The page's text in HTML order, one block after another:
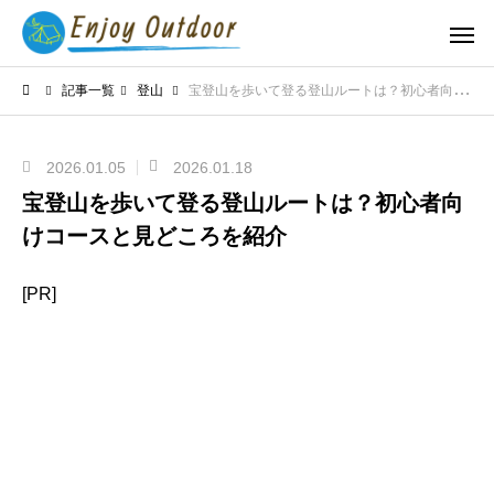
記事一覧 登山 宝登山を歩いて登る登山ルートは？初心者向けコースと見どころを紹介
2026.01.05 2026.01.18
宝登山を歩いて登る登山ルートは？初心者向
けコースと見どころを紹介
[PR]